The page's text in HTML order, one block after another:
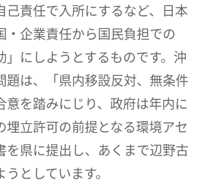
己責任で入所にするなど、日本
・企業責任から国民負担での
」にしようとするものです。沖
題は、「県内移設反対、無条件
意を踏みにじり、政府は年内に
埋立許可の前提となる環境アセ
を県に提出し、あくまで辺野古
としています。